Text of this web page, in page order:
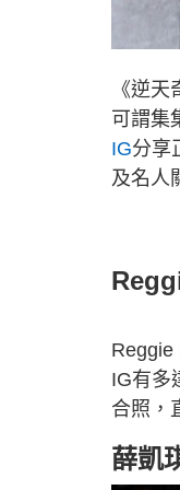
《逆
可謂集
IG分享
及名人
Reggie
IG有多
合照，
薛凱